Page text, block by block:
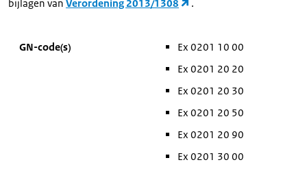
bijlagen van Verordening 2013/1308 .
GN-code(s)
Ex 0201 10 00
Ex 0201 20 20
Ex 0201 20 30
Ex 0201 20 50
Ex 0201 20 90
Ex 0201 30 00